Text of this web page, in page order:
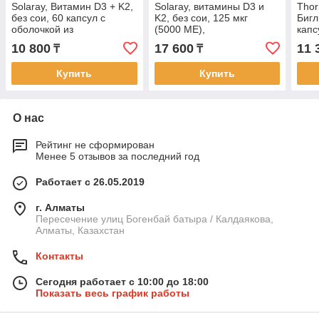
Solaray, Витамин D3 + K2,
без сои, 60 капсул с
оболочкой из
ингредиентов
растительного
происхождения
10 800 ₸
Купить
Solaray, витамины D3 и
K2, без сои, 125 мкг
(5000 МЕ),
120 растительных капсул
17 600₸
Купить
11
О нас
Рейтинг не сформирован
Менее 5 отзывов за последний год
Работает с 26.05.2019
г. Алматы
Пересечение улиц Богенбай батыра / Калдаякова,
Алматы, Казахстан
Контакты
Сегодня работает с 10:00 до 18:00
Показать весь график работы